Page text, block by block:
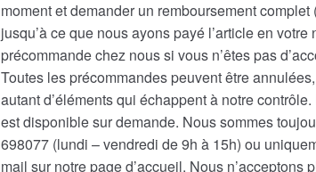
moment et demander un remboursement
jusqu’à ce que nous ayons payé l’article en
précommande chez nous si vous n’êtes pas
Toutes les précommandes peuvent être
autant d’éléments qui échappent à notre
est disponible sur demande. Nous sommes
698077 (lundi – vendredi de 9h à 15h) ou
mail sur notre page d’accueil. Nous n’acceptons